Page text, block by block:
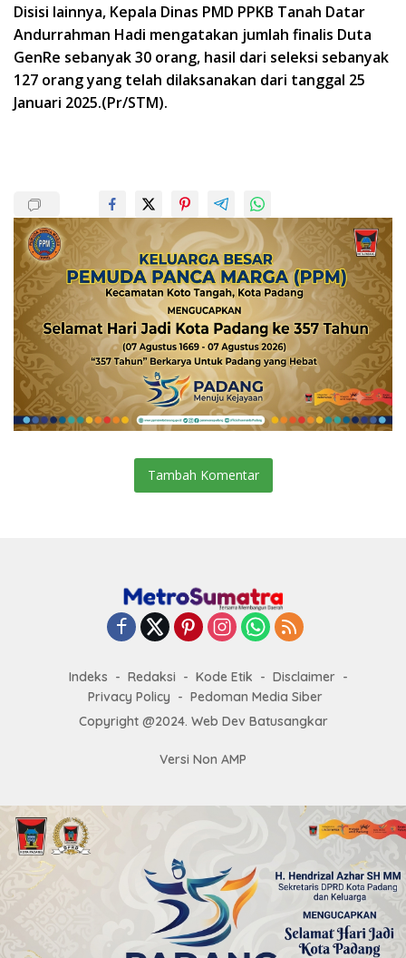
Disisi lainnya, Kepala Dinas PMD PPKB Tanah Datar
Andurrahman Hadi mengatakan jumlah finalis Duta
GenRe sebanyak 30 orang, hasil dari seleksi sebanyak
127 orang yang telah dilaksanakan dari tanggal 25
Januari 2025.(Pr/STM).
Tambah Komentar
Indeks Redaksi Kode Etik
Disclaimer
Privacy Policy
Pedoman Media Siber
Copyright @2024. Web Dev Batusangkar
Versi Non AMP